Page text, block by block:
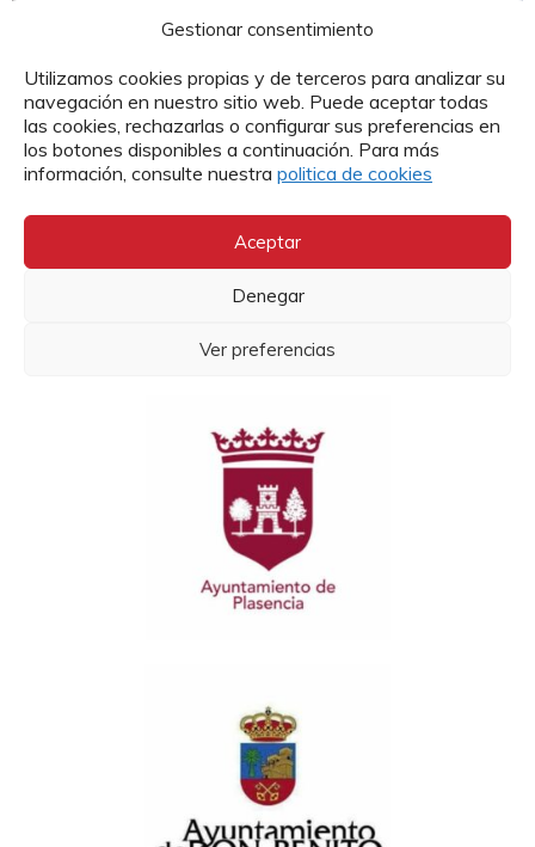
Gestionar consentimiento
Utilizamos cookies propias y de terceros para analizar su
navegación en nuestro sitio web. Puede aceptar todas
las cookies, rechazarlas o configurar sus preferencias en
los botones disponibles a continuación. Para más
información, consulte nuestra politica de cookies
Aceptar
Denegar
Ver preferencias
Entidades financiadoras